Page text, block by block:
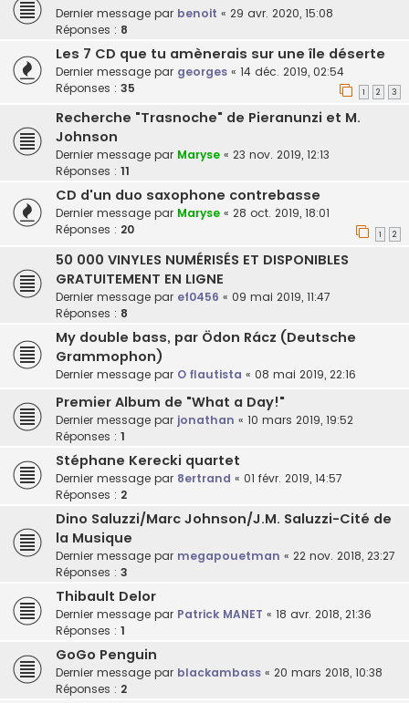
Dernier message par benoit « 29 avr. 2020, 15:08
Réponses : 8
Les 7 CD que tu amènerais sur une île déserte
Dernier message par georges « 14 déc. 2019, 02:54
Réponses : 35 1 2 3
Recherche "Trasnoche" de Pieranunzi et M.
Johnson
Dernier message par Maryse « 23 nov. 2019, 12:13
Réponses : 11
CD d'un duo saxophone contrebasse
Dernier message par Maryse « 28 oct. 2019, 18:01
Réponses : 20 1 2
50 000 VINYLES NUMÉRISÉS ET DISPONIBLES
GRATUITEMENT EN LIGNE
Dernier message par ef0456 « 09 mai 2019, 11:47
Réponses : 8
My double bass, par Ödon Rácz (Deutsche
Grammophon)
Dernier message par O flautista « 08 mai 2019, 22:16
Premier Album de "What a Day!"
Dernier message par jonathan « 10 mars 2019, 19:52
Réponses : 1
Stéphane Kerecki quartet
Dernier message par 8ertrand « 01 févr. 2019, 14:57
Réponses : 2
Dino Saluzzi/Marc Johnson/J.M. Saluzzi-Cité de
la Musique
Dernier message par megapouetman « 22 nov. 2018, 23:27
Réponses : 3
Thibault Delor
Dernier message par Patrick MANET « 18 avr. 2018, 21:36
Réponses : 1
GoGo Penguin
Dernier message par blackambass « 20 mars 2018, 10:38
Réponses : 2